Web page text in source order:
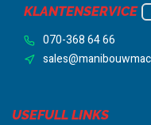
KLANTENSERVICE
070-368 64 66
USEFULL LINKS